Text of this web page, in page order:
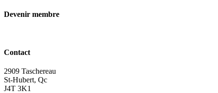
Devenir membre
Contact
2909 Taschereau
St-Hubert, Qc
J4T 3K1